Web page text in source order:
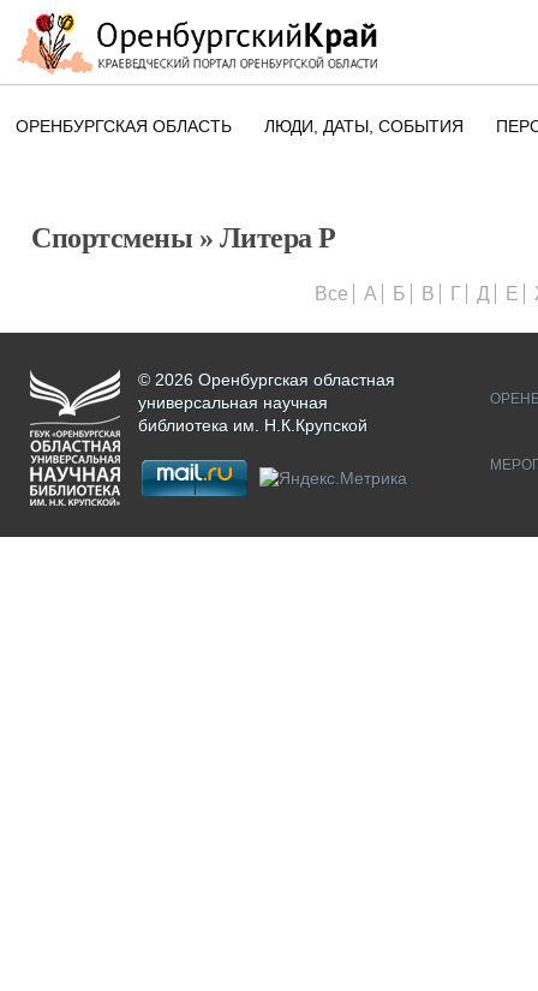
ОРЕНБУРГСКАЯ ОБЛАСТЬ ЛЮДИ, ДАТЫ, CОБЫТИЯ
ПАМЯТНЫЕ ДАТЫ
Спортсмены » Литера Р
Все А Б В Г Д Е
© 2026 Оренбургская областная
универсальная научная
библиотека им. Н.К.Крупской